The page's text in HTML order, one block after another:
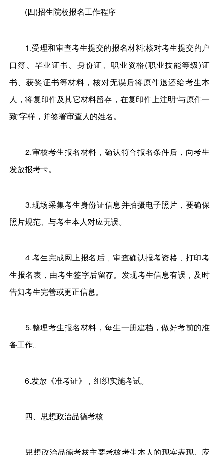
(四)招生院校报名工作程序
1.受理和审查考生提交的报名材料;核对考生提交的户
口簿、毕业证书、身份证、职业资格(职业技能等级)证
书、获奖证书等材料，核对无误后将原件退还给考生本
人，将复印件及其它材料留存，在复印件上注明“与原件一
致”字样，并签署审查人的姓名。
2.审核考生报名材料，确认符合报名条件后，向考生
发放报考卡。
3.现场采集考生身份证信息并拍摄电子照片，要确保
照片规范、与考生本人对应无误。
4.考生完成网上报名后，审查确认报考资格，打印考
生报名表，由考生签字后留存。发现考生信息有误，及时
告知考生完善或更正信息。
5.整理考生报名材料，每生一册建档，做好考前的准
备工作。
6.发放《准考证》，组织实施考试。
四、思想政治品德考核
思想政治品德考核主要考核考生本人的现实表现。应